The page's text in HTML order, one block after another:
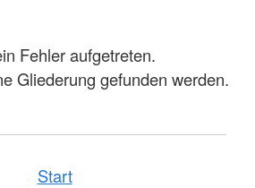
Fehler aufgetreten.
Gliederung gefunden werden.
Start